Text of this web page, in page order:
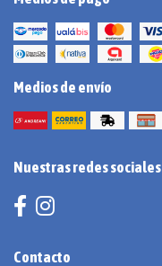
Medios de envío
Nuestras redes sociales
Contacto